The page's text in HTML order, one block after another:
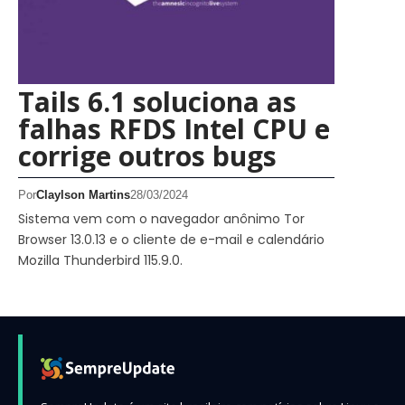
Tails 6.1 soluciona as
falhas RFDS Intel CPU e
corrige outros bugs
PorClaylson Martins28/03/2024
Sistema vem com o navegador anônimo Tor
Browser 13.0.13 e o cliente de e-mail e calendário
Mozilla Thunderbird 115.9.0.